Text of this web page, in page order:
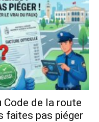
de la route
faites pas piéger